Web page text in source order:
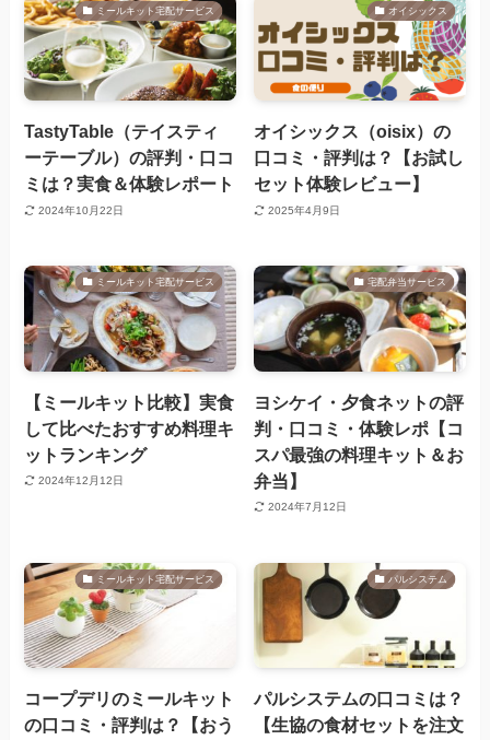
ミールキット宅配サービス
TastyTable（テイスティ
ーテーブル）の評判・口コ
ミは？実食＆体験レポート
2024年10月22日
オイシックス
オイシックス（oisix）の
口コミ・評判は？【お試し
セット体験レビュー】
2025年4月9日
ミールキット宅配サービス
【ミールキット比較】実食
して比べたおすすめ料理キ
ットランキング
2024年12月12日
宅配弁当サービス
ヨシケイ・夕食ネットの評
判・口コミ・体験レポ【コ
スパ最強の料理キット＆お
弁当】
2024年7月12日
ミールキット宅配サービス
コープデリのミールキット
の口コミ・評判は？【おう
パルシステム
パルシステムの口コミは？
【生協の食材セットを注文